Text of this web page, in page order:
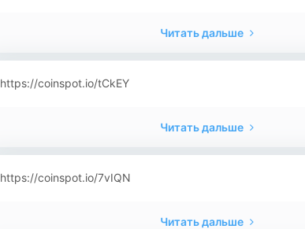
Читать дальше
https://coinspot.io/tCkEY
Читать дальше
https://coinspot.io/7vIQN
Читать дальше